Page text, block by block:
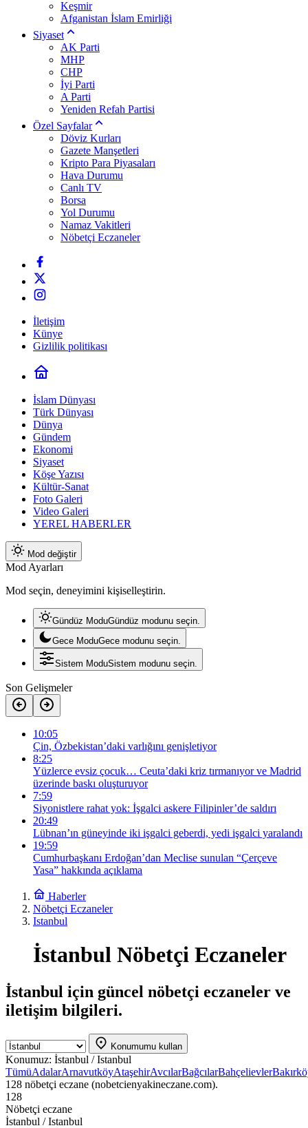
Keşmir
Afganistan İslam Emirliği
Siyaset
AK Parti
MHP
CHP
İyi Parti
A Parti
Yeniden Refah Partisi
Özel Sayfalar
Döviz Kurları
Gazete Manşetleri
Kripto Para Piyasaları
Hava Durumu
Canlı TV
Borsa
Yol Durumu
Namaz Vakitleri
Nöbetçi Eczaneler
İletişim
Künye
Gizlilik politikası
İslam Dünyası
Türk Dünyası
Dünya
Gündem
Ekonomi
Siyaset
Köşe Yazısı
Kültür-Sanat
Foto Galeri
Video Galeri
YEREL HABERLER
Mod değiştir
Mod Ayarları
Mod seçin, deneyimini kişiselleştirin.
Gündüz ModuGündüz modunu seçin.
Gece ModuGece modunu seçin.
Sistem ModuSistem modunu seçin.
Son Gelişmeler
10:05
Çin, Özbekistan’daki varlığını genişletiyor
8:25
Yüzlerce evsiz çocuk… Ceuta’daki kriz tırmanıyor ve Madrid
üzerinde baskı oluşturuyor
7:59
Siyonistlere rahat yok: İşgalci askere Filipinler’de saldırı
20:49
Lübnan’ın güneyinde iki işgalci geberdi, yedi işgalci yaralandı
19:59
Cumhurbaşkanı Erdoğan’dan Meclise sunulan “Çerçeve
Yasa” hakkında açıklama
Haberler
Nöbetçi Eczaneler
Istanbul
İstanbul Nöbetçi Eczaneler
İstanbul için güncel nöbetçi eczaneler ve
iletişim bilgileri.
Konumumu kullan
Konumuz: İstanbul / Istanbul
TümüAdalarArnavutköyAtaşehirAvcılarBağcılarBahçelievler
128 nöbetçi eczane (nobetcienyakineczane.com).
128
Nöbetçi eczane
İstanbul / Istanbul